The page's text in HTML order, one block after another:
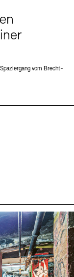
vom Brecht-